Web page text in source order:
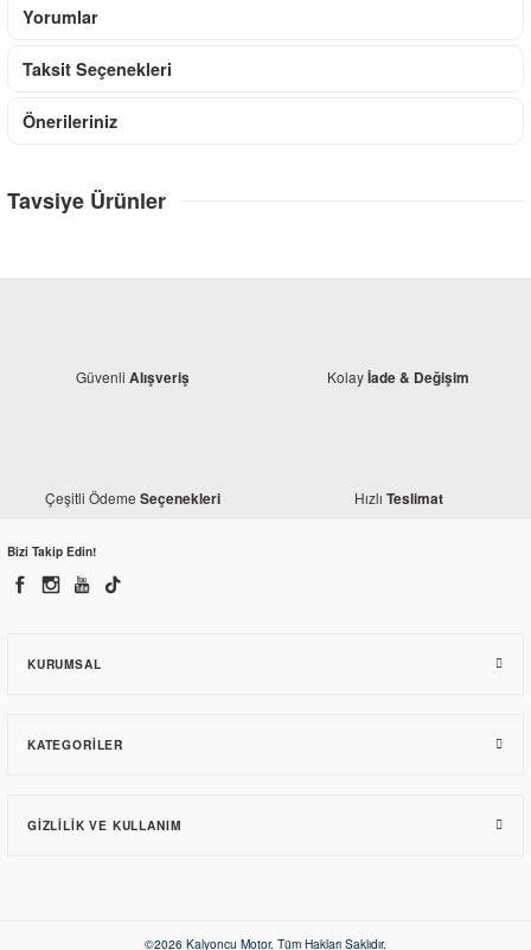
Yorumlar
Taksit Seçenekleri
Önerileriniz
Tavsiye Ürünler
Honda Spacy 110 Ön Fren Diski
243,39 TL
Güvenli Alışveriş Kolayİade & Değişim
Çeşitli Ödeme Seçenekleri Hızlı Teslimat
Bizi Takip Edin!
KURUMSAL
KATEGORILER
GIZLILIK VE KULLANIM
©2026 Kalyoncu Motor. Tüm Hakları Saklıdır.